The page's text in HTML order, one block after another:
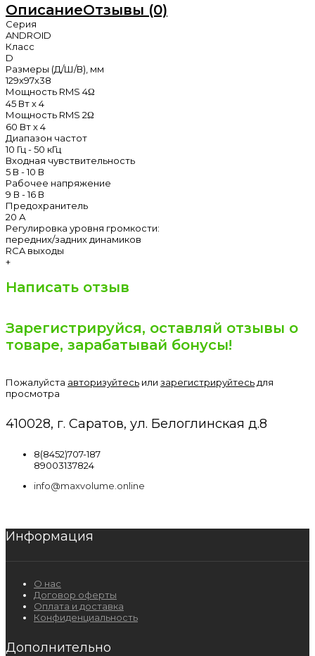
ОписаниеОтзывы (0)
Серия
ANDROID
Класс
D
Размеры (Д/Ш/В), мм
129х97х38
Мощность RMS 4Ω
45 Вт х 4
Мощность RMS 2Ω
60 Вт х 4
Диапазон частот
10 Гц - 50 кГц
Входная чувствительность
5 В - 10 В
Рабочее напряжение
9 В - 16 В
Предохранитель
20 А
Регулировка уровня громкости:
передних/задних динамиков
RCA выходы
+
Написать отзыв
Зарегистрируйся, оставляй отзывы о
товаре, зарабатывай бонусы!
Пожалуйста авторизуйтесь или зарегистрируйтесь для
просмотра
410028, г. Саратов, ул. Белоглинская д.8
8(8452)707-187
89003137824
info@maxvolume.online
Информация
О нас
Договор оферты
Оплата и доставка
Конфиденциальность
Дополнительно